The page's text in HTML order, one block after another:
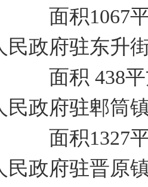
1067平方
民政府驻东升
438平方千
民政府驻郫筒
1327平方
民政府驻晋原